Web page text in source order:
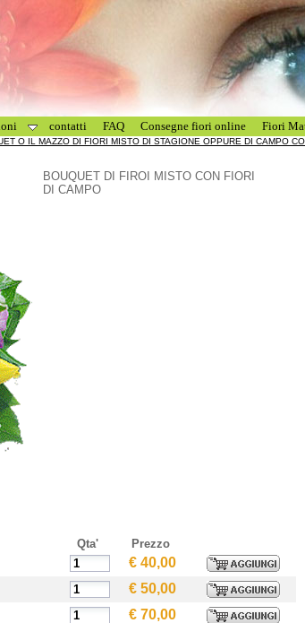
contatti FAQ Consegne fiori online Fiori
O IL MAZZO DI FIORI MISTO DI STAGIONE OPPURE DI CAMPO
BOUQUET DI FIROI MISTO CON FIORI
DI CAMPO
Qta'
Prezzo
€ 40,00
€ 50,00
€ 70,00